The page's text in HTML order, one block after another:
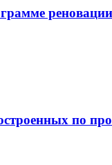
по